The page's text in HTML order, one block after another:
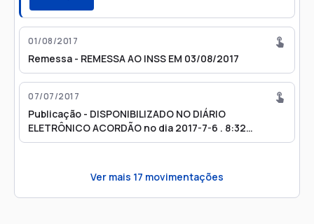
01/08/2017
Remessa - REMESSA AO INSS EM 03/08/2017
07/07/2017
Publicação - DISPONIBILIZADO NO DIÁRIO
ELETRÔNICO ACORDÃO no dia 2017-7-6 . 8:32
(Boletim de Acordão 20803/2017)
Ver mais 17 movimentações